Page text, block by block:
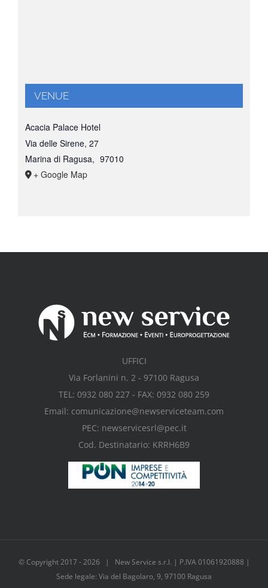
VENUE
Acacia Palace Hotel
Via delle Sirene, 27
Marina di Ragusa, 97010
+ Google Map
UFFICI
Via Forlanini n. 2 - 97100 Ragusa
TEL: 0932 080 227 - FAX: 0932 080 259
Email: comunicazione@newserviceteam.com
PEC: newservicesrl@pec.it
Cod. Destinatario: KRRH6B9
© Copyright 2017 -2026 | New Service s.r.l. | P.IVA 01061920888 |
Sede legale: Via del Bagolaro, 9, 97100 Ragusa